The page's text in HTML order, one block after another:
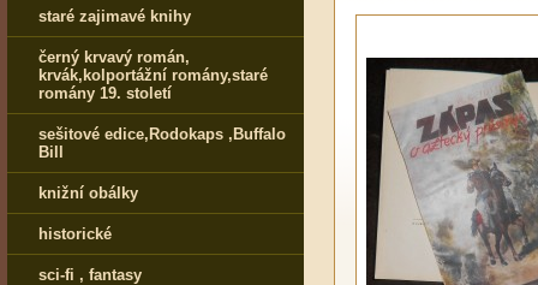
staré zajimavé knihy
černý krvavý román,
krvák,kolportážní romány,staré
romány 19. století
sešitové edice,Rodokaps ,Buffalo
Bill
knižní obálky
historické
sci-fi , fantasy